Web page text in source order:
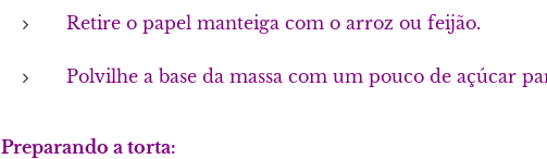
Retire o papel manteiga com o arroz ou feijão.
Polvilhe a base da massa com um pouco de açúcar
Preparando a torta: